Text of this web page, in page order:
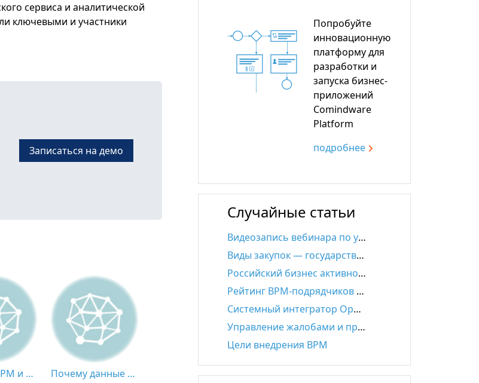
сервиса и аналитической
ключевыми и участники
Записаться на демо
3 мифа о BPM и BPMS Почему данные – это НЕ новая нефть: пик экономики, основанной на применении искусственного интеллекта
Попробуйте
инновационную
платформу для
разработки и
запуска бизнес-
приложений
Comindware
Platform
подробнee
Случайные статьи
Видеозапись вебинара по управлению закупками
Виды закупок — государственные и коммерческие
Российский бизнес активно тестирует ИИ в рабочих процессах
Рейтинг BPM-подрядчиков по версии TAdviser
Системный интегратор Open Vision повышает эффективность управления бизнес-процессами с помощью Comindware Tracker
Управление жалобами и претензиями
Цели внедрения BPM